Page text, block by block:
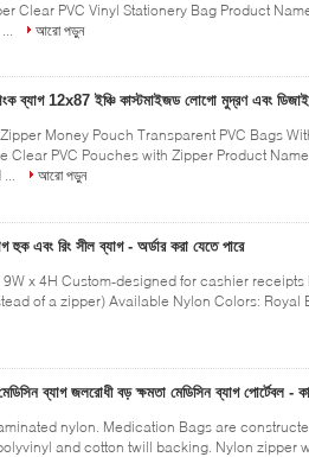
Clear PVC Vinyl Stationery Bag Product
আরো পড়ুন
ব্যাগ 12x87 ইঞ্চি কাস্টমাইজড লোগো মুদ্রণ এবং
Money Pouch Transparent PVC Bags
Clear PVC Pouches with Zipper Product
আরো পড়ুন
হুক এবং রিং সীল ব্যাগ - অর্ডার করা যেতে পারে
x 4H Custom-designed for cashier
of a zipper) Available Nylon Colors: Royal
ব্যাগ জলরোধী বড় ক্ষমতা মেডিসিন ব্যাগ পোর্টেবল -
nylon. Medication Bags are
and cotton twill backing. Nylon zipper